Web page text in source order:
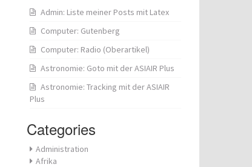
Admin: Liste meiner Posts mit Latex
Computer: Gutenberg
Computer: Radio (Oberartikel)
Astronomie: Goto mit der ASIAIR Plus
Astronomie: Tracking mit der ASIAIR
Plus
Categories
Administration
Afrika